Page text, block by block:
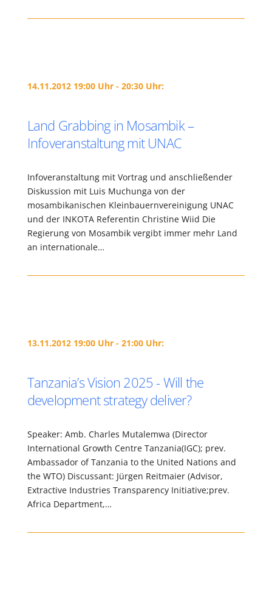
14.11.2012 19:00 Uhr - 20:30 Uhr:
Land Grabbing in Mosambik –
Infoveranstaltung mit UNAC
Infoveranstaltung mit Vortrag und anschließender
Diskussion mit Luis Muchunga von der
mosambikanischen Kleinbauernvereinigung UNAC
und der INKOTA Referentin Christine Wiid Die
Regierung von Mosambik vergibt immer mehr Land
an internationale…
13.11.2012 19:00 Uhr - 21:00 Uhr:
Tanzania’s Vision 2025 - Will the
development strategy deliver?
Speaker: Amb. Charles Mutalemwa (Director
International Growth Centre Tanzania(IGC); prev.
Ambassador of Tanzania to the United Nations and
the WTO) Discussant: Jürgen Reitmaier (Advisor,
Extractive Industries Transparency Initiative;prev.
Africa Department,…